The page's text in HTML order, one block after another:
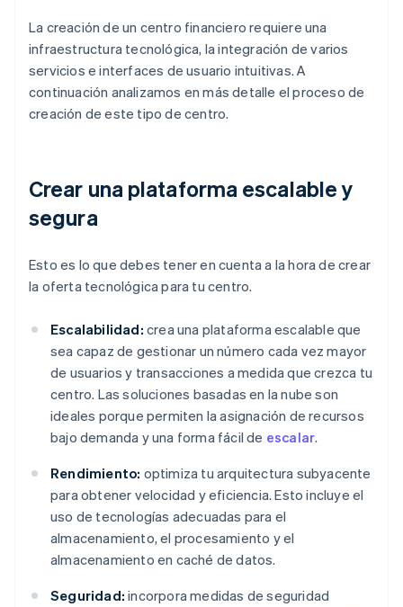
La creación de un centro financiero requiere una
infraestructura tecnológica, la integración de varios
servicios e interfaces de usuario intuitivas. A
continuación analizamos en más detalle el proceso de
creación de este tipo de centro.
Crear una plataforma escalable y
segura
Esto es lo que debes tener en cuenta a la hora de crear
la oferta tecnológica para tu centro.
Escalabilidad: crea una plataforma escalable que
sea capaz de gestionar un número cada vez mayor
de usuarios y transacciones a medida que crezca tu
centro. Las soluciones basadas en la nube son
ideales porque permiten la asignación de recursos
bajo demanda y una forma fácil de escalar.
Rendimiento: optimiza tu arquitectura subyacente
para obtener velocidad y eficiencia. Esto incluye el
uso de tecnologías adecuadas para el
almacenamiento, el procesamiento y el
almacenamiento en caché de datos.
Seguridad: incorpora medidas de seguridad